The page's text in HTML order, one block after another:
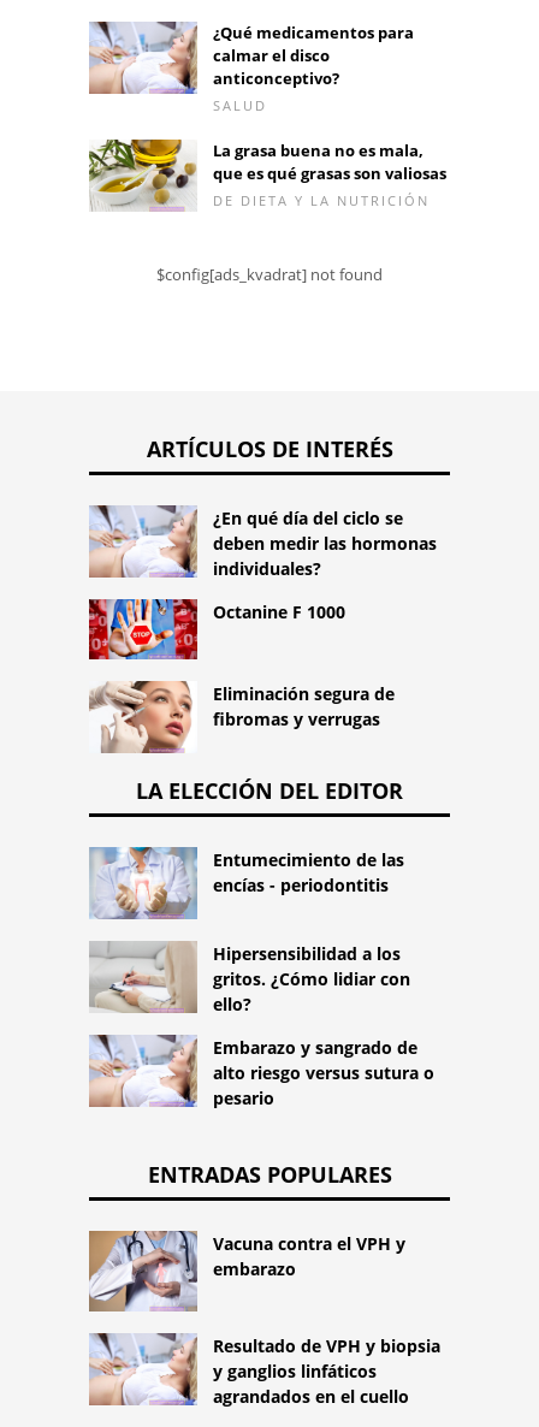
¿Qué medicamentos para
calmar el disco
anticonceptivo?
SALUD
La grasa buena no es mala,
que es qué grasas son valiosas
DE DIETA Y LA NUTRICIÓN
$config[ads_kvadrat] not found
ARTÍCULOS DE INTERÉS
¿En qué día del ciclo se
deben medir las hormonas
individuales?
Octanine F 1000
Eliminación segura de
fibromas y verrugas
LA ELECCIÓN DEL EDITOR
Entumecimiento de las
encías - periodontitis
Hipersensibilidad a los
gritos. ¿Cómo lidiar con
ello?
Embarazo y sangrado de
alto riesgo versus sutura o
pesario
ENTRADAS POPULARES
Vacuna contra el VPH y
embarazo
Resultado de VPH y biopsia
y ganglios linfáticos
agrandados en el cuello